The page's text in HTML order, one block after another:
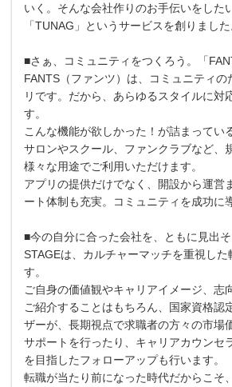
いく。そんな会社作りのお手伝いをした
「TUNAG」というサービスを創りました
■さぁ、コミュニティをつくろう。「
FANTS（ファンツ）は、コミュニティの
リです。だから、あらゆるスタイルに対
す。
こんな機能が欲しかった！が詰まってい
サロンやスクール、ファンクラブなど、
様々な用途でご利用いただけます。
アプリの提供だけでなく、開設から運営
ート体制も充実。コミュニティを成功に
■今の自分に合った会社を、ともに見出そ
STAGEは、カルチャーマッチを重視し
す。
ご自身の価値観やキャリアイメージ、志
ご紹介することはもちろん、国家資格認
ザーが、長期視点で求職者の方々の市場
サポートを行ったり、キャリアカウンセ
を目指したフォローアップも行います。
転職が当たり前になった時代だからこそ